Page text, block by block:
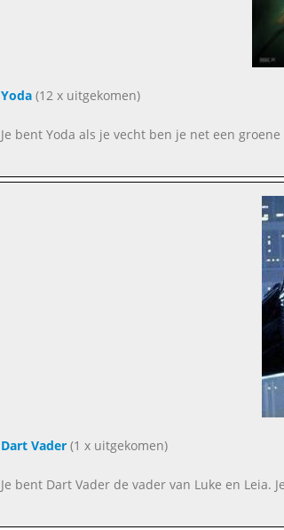
Yoda(12 x uitgekomen)
Je bent Yoda als je vecht ben je net een
Dart Vader(1 x uitgekomen)
Je bent Dart Vader de vader van Luke en